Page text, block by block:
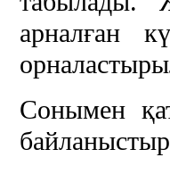
арналған
Сонымен